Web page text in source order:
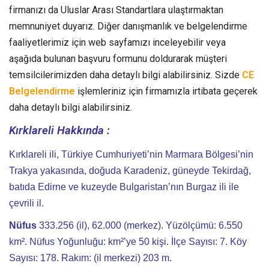
firmanızı da Uluslar Arası Standartlara ulaştırmaktan
memnuniyet duyarız. Diğer danışmanlık ve belgelendirme
faaliyetlerimiz için web sayfamızı inceleyebilir veya
aşağıda bulunan başvuru formunu doldurarak müşteri
temsilcilerimizden daha detaylı bilgi alabilirsiniz. Sizde CE
Belgelendirme işlemleriniz için firmamızla irtibata geçerek
daha detaylı bilgi alabilirsiniz.
Kırklareli Hakkında :
Kırklareli ili, Türkiye Cumhuriyeti’nin Marmara Bölgesi’nin
Trakya yakasında, doğuda Karadeniz, güneyde Tekirdağ,
batıda Edirne ve kuzeyde Bulgaristan’nın Burgaz ili ile
çevrili il.
Nüfus 333.256 (il), 62.000 (merkez). Yüzölçümü: 6.550
km². Nüfus Yoğunluğu: km²’ye 50 kişi. İlçe Sayısı: 7. Köy
Sayısı: 178. Rakım: (il merkezi) 203 m.